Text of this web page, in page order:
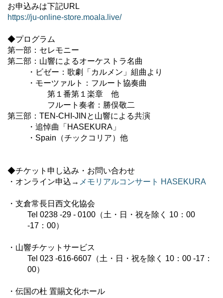
お申込みは下記URL
https://ju-online-store.moala.live/
◆プログラム
第一部：セレモニー
第二部：山響によるオーケストラ名曲
・ビゼー：歌劇「カルメン」組曲より
・モーツァルト：フルート協奏曲
第１番第１楽章 他
フルート奏者：勝俣敬二
第三部：TEN-CHI-JINと山響による共演
・追悼曲「HASEKURA」
・Spain（チックコリア）他
◆チケット申し込み・お問い合わせ
・オンライン申込→ メモリアルコンサート HASEKURA
・支倉常長日西文化協会
Tel 0238 -29 - 0100（土・日・祝を除く 10：00
-17：00）
・山響チケットサービス
Tel 023 -616-6607（土・日・祝を除く 10：00 -17：
00）
・伝国の杜 置賜文化ホール